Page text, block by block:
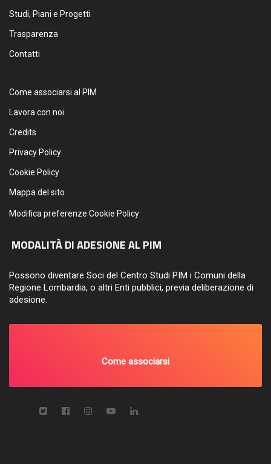
Studi, Piani e Progetti
Trasparenza
Contatti
Come associarsi al PIM
Lavora con noi
Credits
Privacy Policy
Cookie Policy
Mappa del sito
Modifica preferenze Cookie Policy
MODALITÀ DI ADESIONE AL PIM
Possono diventare Soci del Centro Studi PIM i Comuni della
Regione Lombardia, o altri Enti pubblici, previa deliberazione di
adesione.
Come associarsi